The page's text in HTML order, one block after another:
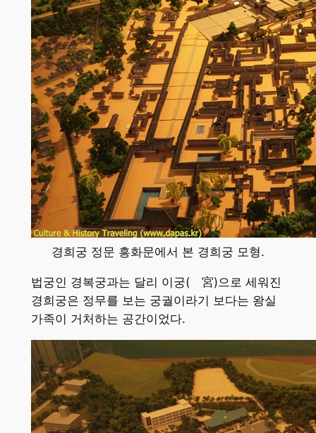
경희궁 정문 흥화문에서 본 경희궁 모형.
법궁인 경복궁과는 달리 이궁(離宮)으로 세워진
경희궁은 정무를 보는 궁궐이라기 보다는 왕실
가족이 거처하는 공간이었다.